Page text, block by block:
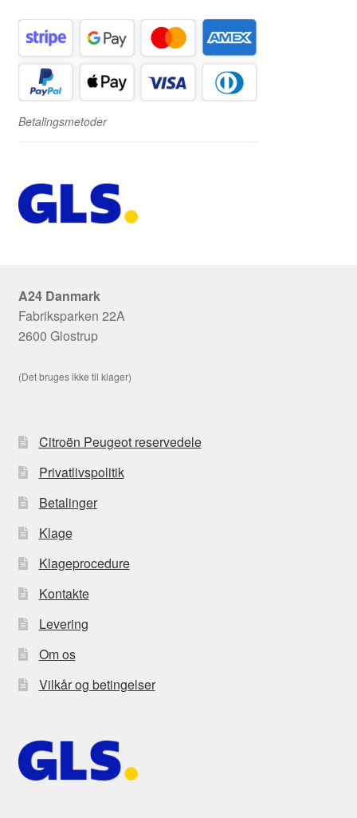
Betalingsmetoder
A24 Danmark
Fabriksparken 22A
2600 Glostrup
(Det bruges ikke til klager)
Citroën Peugeot reservedele
Privatlivspolitik
Betalinger
Klage
Klageprocedure
Kontakte
Levering
Om os
Vilkår og betingelser